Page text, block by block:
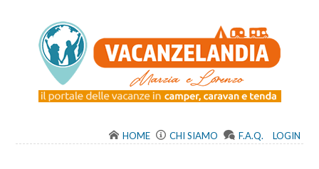
HOME CHI SIAMO F.A.Q. LOGIN